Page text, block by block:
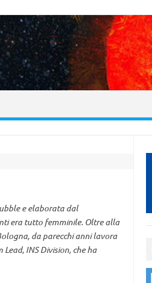
e elaborata dal
era tutto femminile. Oltre alla
da parecchi anni lavora
INS Division, che ha